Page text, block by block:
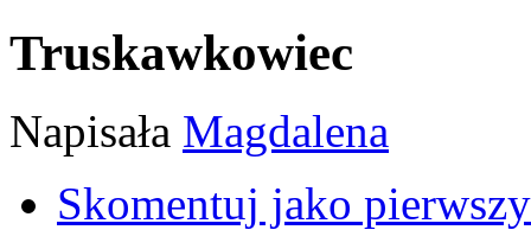
Truskawkowiec
Napisała Magdalena
Skomentuj jako